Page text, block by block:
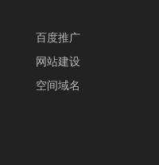
百度推广
网站建设
空间域名